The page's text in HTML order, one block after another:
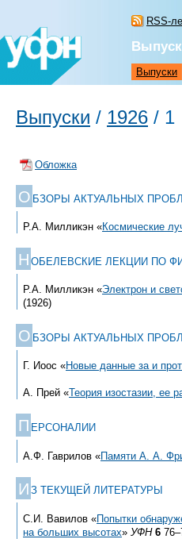
RSS-
Выпуски
Выпуски / 1926 / 1
Обложка
О БЗОРЫ АКТУАЛЬНЫХ
Р.А. Милликэн «Космические
Н ОБЕЛЕВСКИЕ ЛЕКЦИИ ПО
Р.А. Милликэн «Электрон и
(1926)
О БЗОРЫ АКТУАЛЬНЫХ
Г. Иоос «Новые данные за и
А. Прей «Теория изостазии, ее
П ЕРСОНАЛИИ
А.Ф. Гаврилов «Памяти А. А.
И З ТЕКУЩЕЙ ЛИТЕРАТУРЫ
С.И. Вавилов «Попытки
на больших высотах» УФН 6